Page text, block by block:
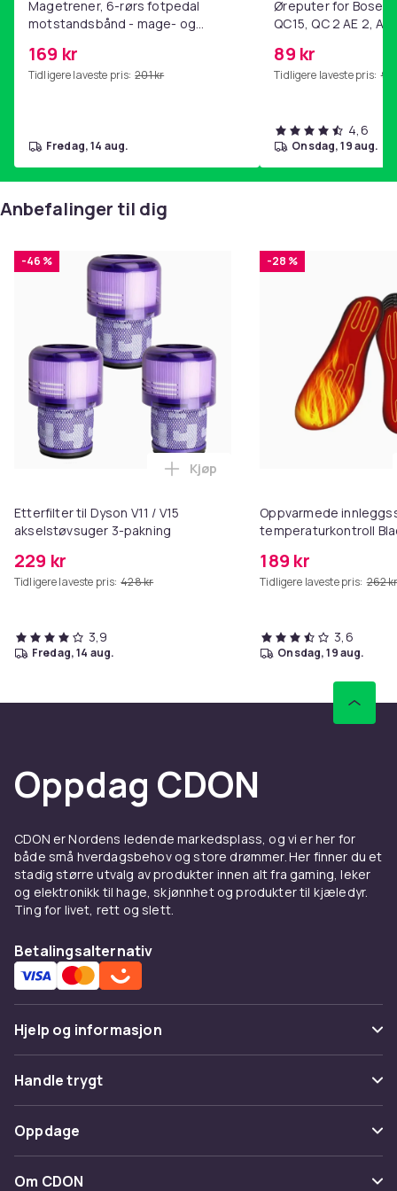
Magetrener, 6-rørs fotpedal
motstandsbånd - mage- og
hjemmegymnastikk Pink
169 kr
Tidligere laveste pris: 201 kr
fredag, 14 aug.
Øreputer for Bose
QC15, QC 2 AE 2, AE
89 kr
Tidligere laveste pris: 99
4,6
onsdag, 19 aug.
Anbefalinger til dig
-46 %
Etterfilter til Dyson V11 / V15
akselstøvsuger 3-pakning
229 kr
Tidligere laveste pris: 428 kr
Legg Etterfilter til Dyson V11 /
Kjøp
3,9
fredag, 14 aug.
-28 %
Oppvarmede
temperaturkontroll
189 kr
Tidligere laveste pris: 262
3,6
onsdag, 19 aug.
Oppdag CDON
CDON er Nordens ledende markedsplass, og vi er her for
både små hverdagsbehov og store drømmer. Her finner du et
stadig større utvalg av produkter innen alt fra gaming, leker
og elektronikk til hage, skjønnhet og produkter til kjæledyr.
Ting for livet, rett og slett.
Betalingsalternativ
Hjelp og informasjon
Vanlige spørsmål
Spor pakke
Angre & returner her
Kontakt oss
Handle trygt
Betaling
Levering
Oppdage
Kategorier
Om CDON